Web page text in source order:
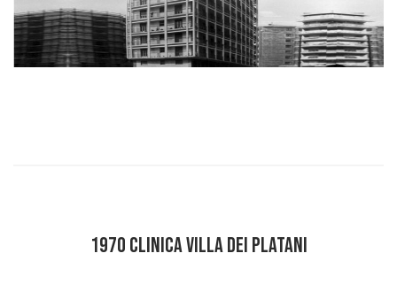
1970 CLINICA VILLA DEI PLATANI